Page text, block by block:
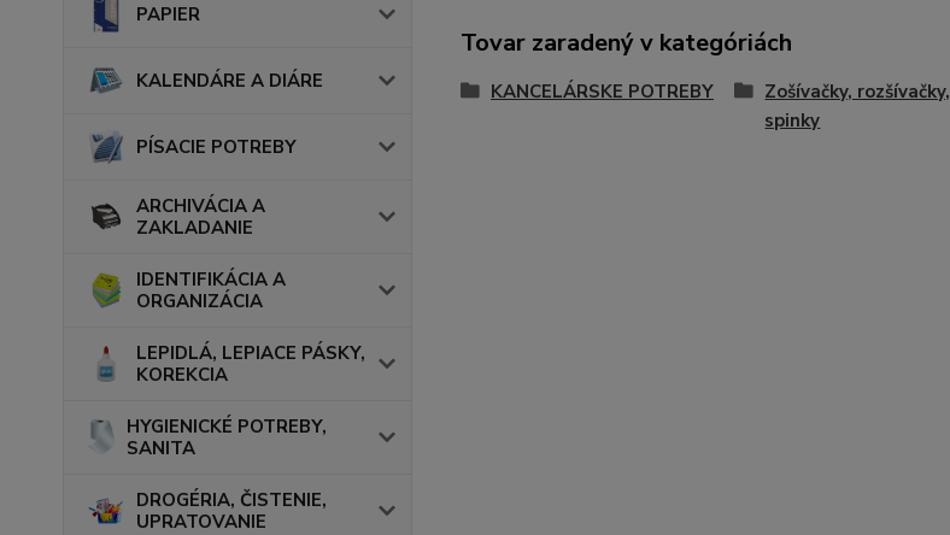
PAPIER
KALENDÁRE A DIÁRE
PÍSACIE POTREBY
ARCHIVÁCIA A
ZAKLADANIE
IDENTIFIKÁCIA A
ORGANIZÁCIA
LEPIDLÁ, LEPIACE PÁSKY,
KOREKCIA
HYGIENICKÉ POTREBY,
SANITA
DROGÉRIA, ČISTENIE,
UPRATOVANIE
Tovar zaradený v kategóriách
KANCELÁRSKE POTREBY
Zošívačky, rozšívačky,
spinky